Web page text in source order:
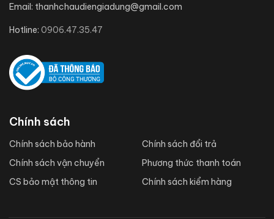
Email: thanhchaudiengiadung@gmail.com
Hotline: 0906.47.35.47
Chính sách
Chính sách bảo hành
Chính sách vận chuyển
CS bảo mật thông tin
Chính sách đổi trả
Phương thức thanh toán
Chính sách kiểm hàng